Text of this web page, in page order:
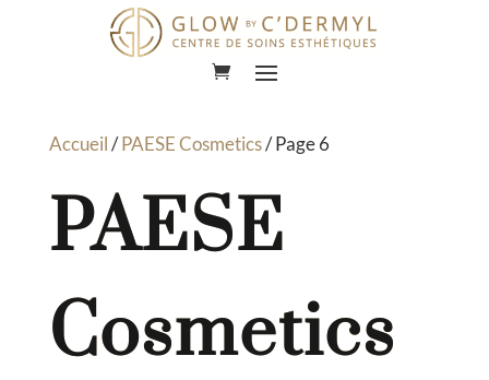
Accueil/PAESE Cosmetics/ Page 6
PAESE
Cosmetics